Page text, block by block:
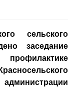
сельского
заседание